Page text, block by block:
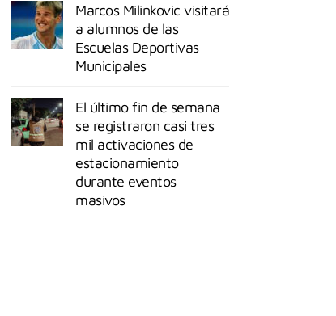
Marcos Milinkovic visitará
a alumnos de las
Escuelas Deportivas
Municipales
El último fin de semana
se registraron casi tres
mil activaciones de
estacionamiento
durante eventos
masivos